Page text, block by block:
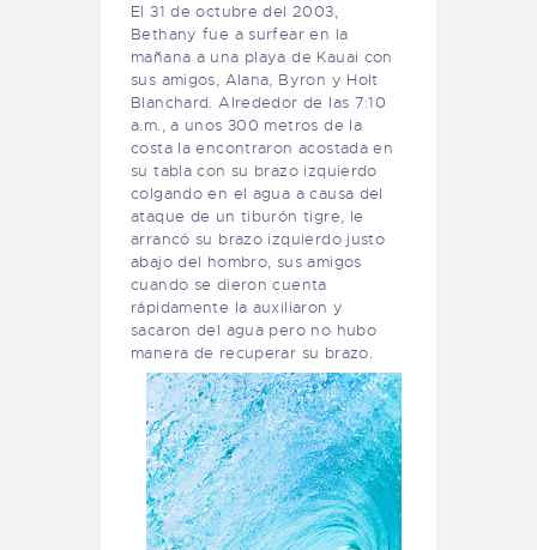
El31 de octubre del 2003,
Bethany fue a surfear en la
mañana a una playa de Kauai con
sus amigos, Alana, Byron y Holt
Blanchard. Alrededor de las 7:10
a.m., a unos 300 metros de la
costa la encontraron acostada en
su tabla con su brazo izquierdo
colgando en el agua a causa del
ataque de un tiburón tigre, le
arrancó su brazo izquierdo justo
abajo del hombro, sus amigos
cuando se dieron cuenta
rápidamente la auxiliaron y
sacaron del agua pero no hubo
manera de recuperar su brazo.